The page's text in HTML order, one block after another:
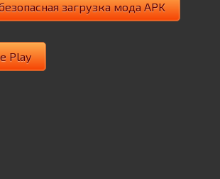
загрузка мода APK
Play